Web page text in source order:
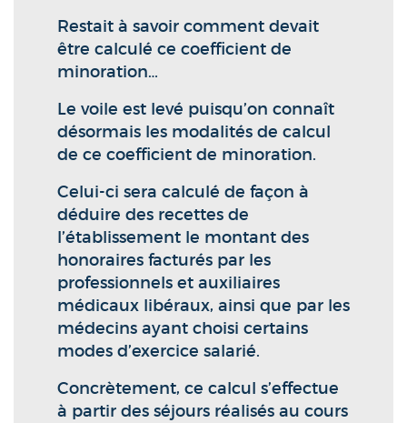
Restait à savoir comment devait
être calculé ce coefficient de
minoration…
Le voile est levé puisqu’on connaît
désormais les modalités de calcul
de ce coefficient de minoration.
Celui-ci sera calculé de façon à
déduire des recettes de
l’établissement le montant des
honoraires facturés par les
professionnels et auxiliaires
médicaux libéraux, ainsi que par les
médecins ayant choisi certains
modes d’exercice salarié.
Concrètement, ce calcul s’effectue
à partir des séjours réalisés au cours